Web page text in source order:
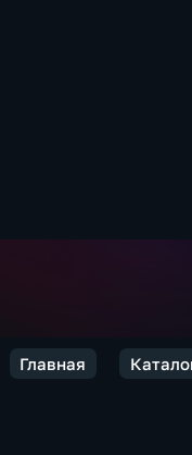
Главная